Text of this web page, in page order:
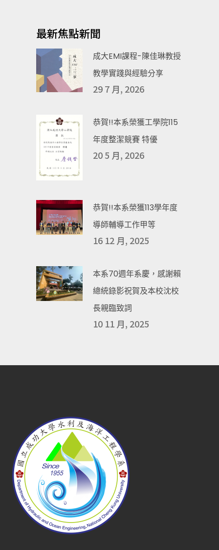
最新焦點新聞
成大EMI課程-陳佳琳教授
教學實踐與經驗分享
29 7 月, 2026
恭賀!!本系榮獲工學院115
年度整潔競賽 特優
20 5 月, 2026
恭賀!!本系榮獲113學年度
導師輔導工作甲等
16 12 月, 2025
本系70週年系慶，感謝賴
總統錄影祝賀及本校沈校
長親臨致詞
10 11 月, 2025